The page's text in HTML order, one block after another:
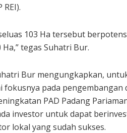
REI).
103 Ha tersebut
Ha,” tegas Suhatri Bur.
Bur mengungkapkan,
fokusnya pada pengembangan
PAD Padang
investor untuk dapat
lokal yang sudah sukses.